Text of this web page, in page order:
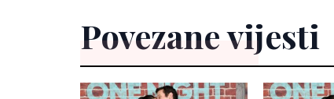
Povezane vijesti